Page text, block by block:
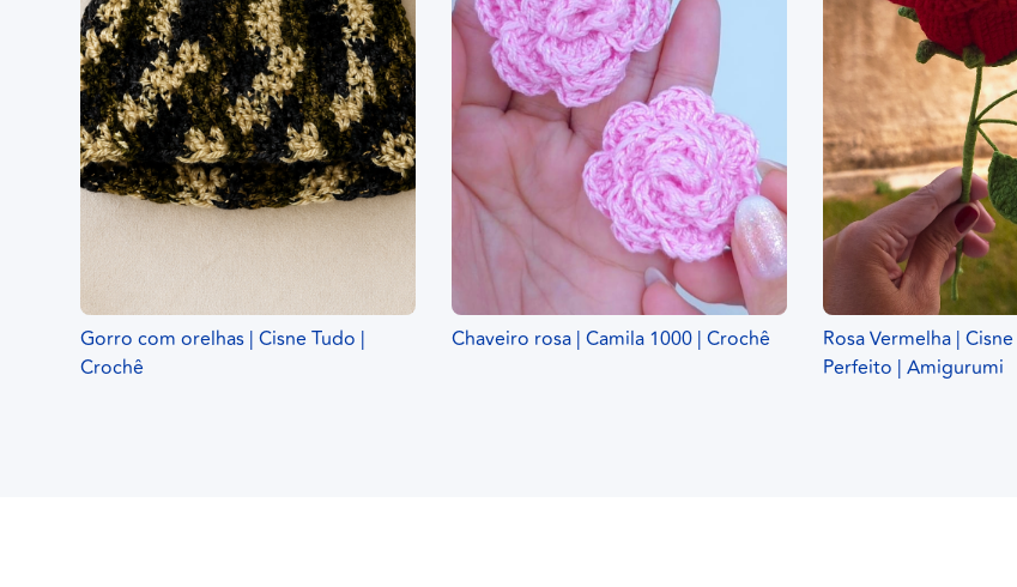
Gorro com orelhas | Cisne Tudo |
Crochê
Chaveiro rosa | Camila 1000 | Crochê
Rosa Vermelha |
Perfeito | Amigurumi